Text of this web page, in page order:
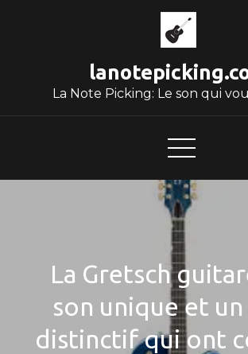
La Note Picking: Le son qui
La Gretsch
son unique et
distinctif qui ont